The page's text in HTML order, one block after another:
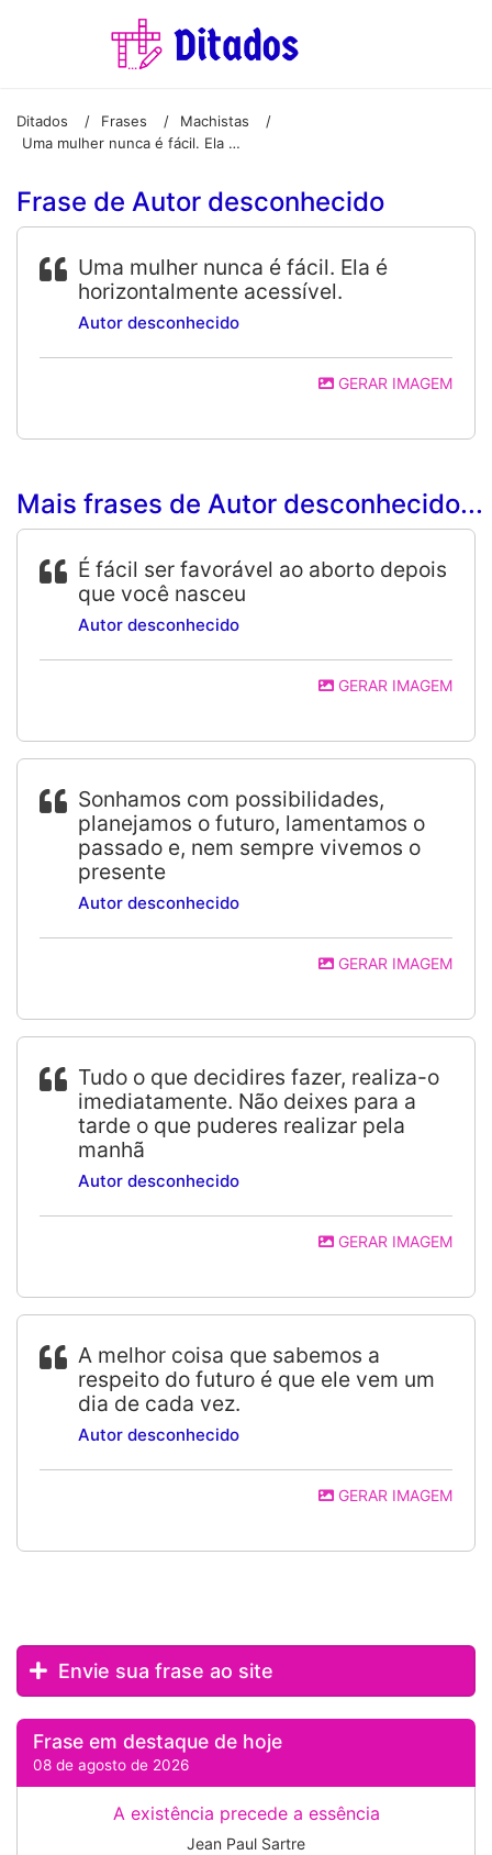
Ditados / Frases / Machistas
/
Uma mulher nunca é fácil. Ela é horizontalmente acessível.
Frase de Autor desconhecido
Uma mulher nunca é fácil. Ela é
horizontalmente acessível.
Autor desconhecido
GERAR IMAGEM
Mais frases de Autor desconhecido...
É fácil ser favorável ao aborto depois
que você nasceu
Autor desconhecido
GERAR IMAGEM
Sonhamos com possibilidades,
planejamos o futuro, lamentamos o
passado e, nem sempre vivemos o
presente
Autor desconhecido
GERAR IMAGEM
Tudo o que decidires fazer, realiza-o
imediatamente. Não deixes para a
tarde o que puderes realizar pela
manhã
Autor desconhecido
GERAR IMAGEM
A melhor coisa que sabemos a
respeito do futuro é que ele vem um
dia de cada vez.
Autor desconhecido
GERAR IMAGEM
Envie sua frase ao site
Frase em destaque de hoje
08 de agosto de 2026
A existência precede a essência
Jean Paul Sartre